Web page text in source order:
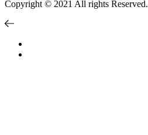
Copyright © 2021 All rights Reserved.